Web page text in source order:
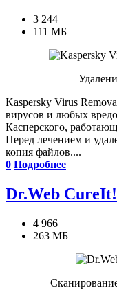
3 244
111 МБ
Kaspersky Virus
вирусов и любых
Касперского,
Перед лечением и
копия файлов....
0 Подробнее
Dr.Web CureIt!
4 966
263 МБ